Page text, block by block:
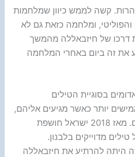
קשה לממש כיוון שמלחמות
ומלחמה כזאת גם לא
דרכו של חיזבאללה מהמשך
את זה ביום באחרי המלחמה
בסוגיית הטילים
יותר כאשר מגיעים אליהם,
ולאחר מכן מוגדרים קווים חדשים. מאז 2018 ישראל חושפת
מדוייקים בלבנון.
היתה להרתיע את חיזבאללה